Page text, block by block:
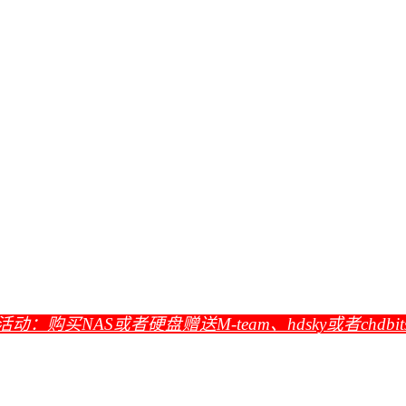
动：购买NAS或者硬盘赠送M-team、hdsky或者